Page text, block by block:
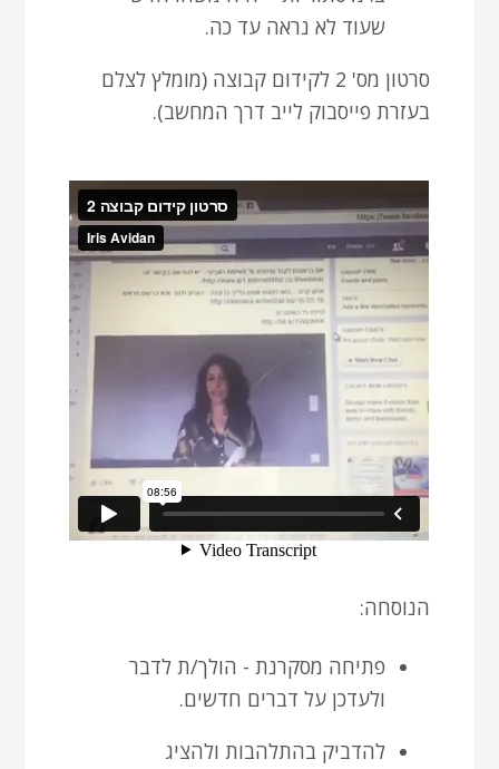
שעוד לא נראה עד כה.
סרטון מס' 2 לקידום קבוצה (מומלץ לצלם
בעזרת פייסבוק לייב דרך המחשב).
הנוסחה:
פתיחה מסקרנת - הולך/ת לדבר
ולעדכן על דברים חדשים.
להדביק בהתלהבות ולהציג